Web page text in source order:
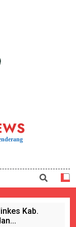
Kab.